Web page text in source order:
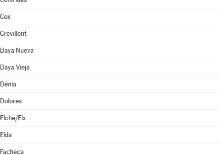
Cox
Crevillent
Daya Nueva
Daya Vieja
Dénia
Dolores
Elche/Elx
Elda
Facheca